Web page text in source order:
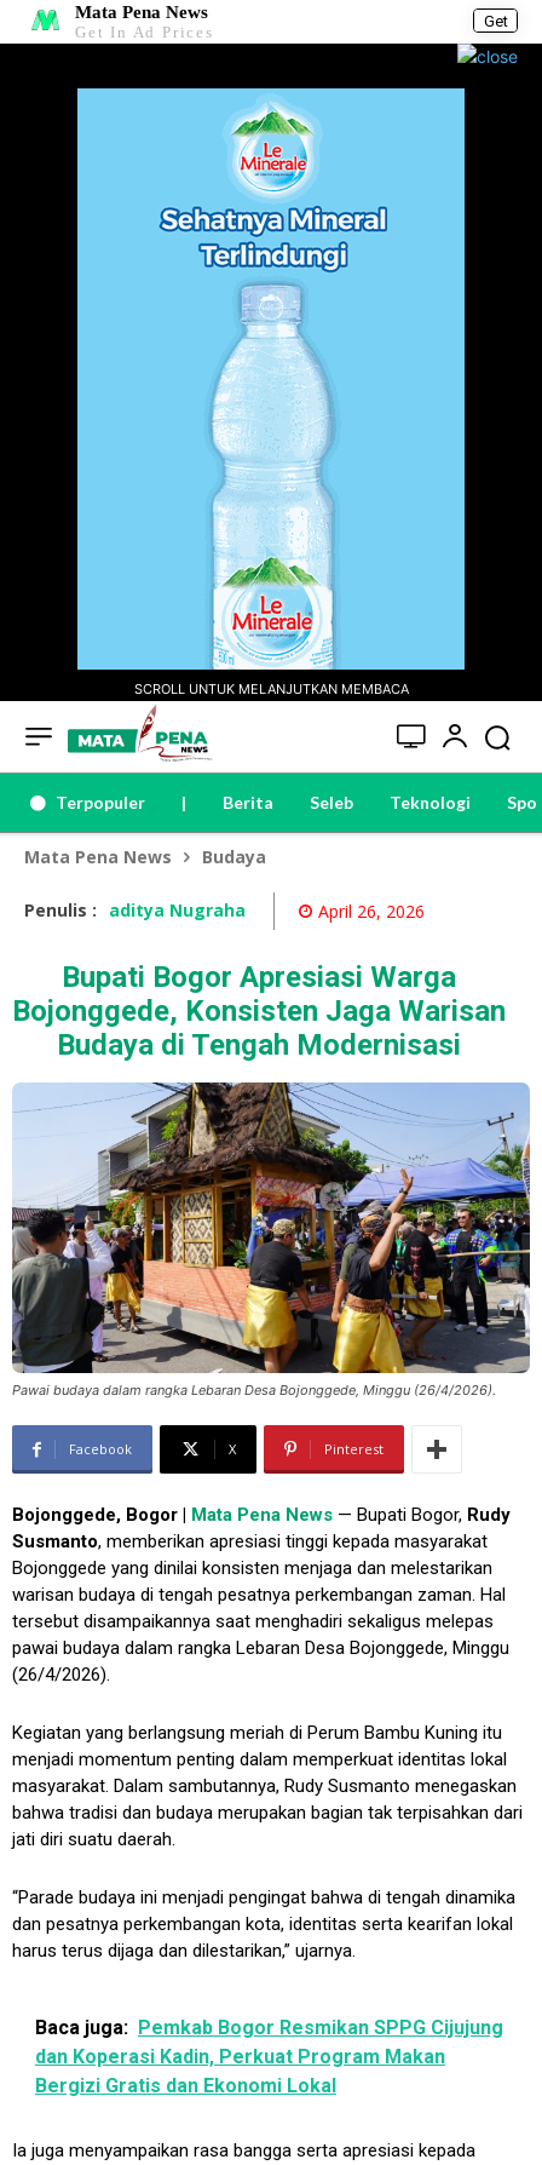
Get
Mata Pena News
Get In Ad Prices
SCROLL UNTUK MELANJUTKAN MEMBACA
Terpopuler | Berita Seleb Teknologi
Mata Pena News Budaya
Penulis : aditya Nugraha April 26, 2026
Bupati Bogor Apresiasi Warga
Bojonggede, Konsisten Jaga Warisan
Budaya di Tengah Modernisasi
Pawai budaya dalam rangka Lebaran Desa Bojonggede, Minggu (26/4/2026).
Facebook X Pinterest
Bojonggede, Bogor | Mata Pena News — Bupati Bogor, Rudy
Susmanto, memberikan apresiasi tinggi kepada masyarakat
Bojonggede yang dinilai konsisten menjaga dan melestarikan
warisan budaya di tengah pesatnya perkembangan zaman. Hal
tersebut disampaikannya saat menghadiri sekaligus melepas
pawai budaya dalam rangka Lebaran Desa Bojonggede, Minggu
(26/4/2026).
Kegiatan yang berlangsung meriah di Perum Bambu Kuning itu
menjadi momentum penting dalam memperkuat identitas lokal
masyarakat. Dalam sambutannya, Rudy Susmanto menegaskan
bahwa tradisi dan budaya merupakan bagian tak terpisahkan dari
jati diri suatu daerah.
“Parade budaya ini menjadi pengingat bahwa di tengah dinamika
dan pesatnya perkembangan kota, identitas serta kearifan lokal
harus terus dijaga dan dilestarikan,” ujarnya.
Baca juga: Pemkab Bogor Resmikan SPPG Cijujung
dan Koperasi Kadin, Perkuat Program Makan
Bergizi Gratis dan Ekonomi Lokal
Ia juga menyampaikan rasa bangga serta apresiasi kepada